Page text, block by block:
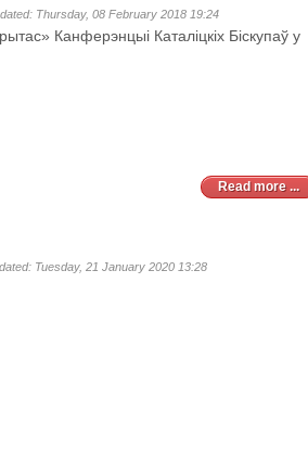
Thursday, 08 February 2018 19:24
Канферэнцыі Каталіцкіх Біскупаў у
Read more ...
Tuesday, 21 January 2020 13:28